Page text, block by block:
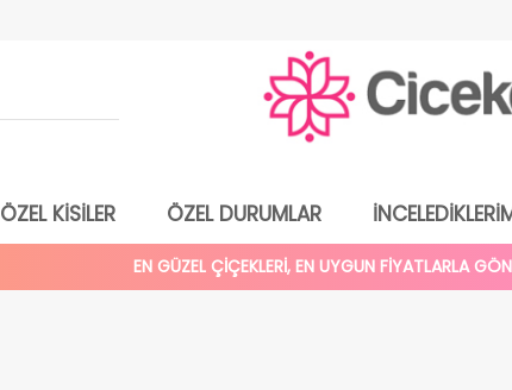
ÖZEL KİSİLER ÖZEL DURUMLAR
EN GÜZEL ÇİÇEKLERİ, EN UYGUN FİYATLARLA